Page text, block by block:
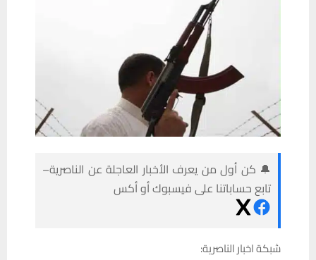
🔔 كن أول من يعرف الأخبار العاجلة عن الناصرية–
تابع حساباتنا على فيسبوك أو أكس
شبكة اخبار الناصرية: